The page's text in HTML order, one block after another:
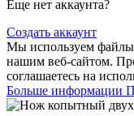
Еще нет аккаунта?
Создать аккаунт
Мы используем файлы
нашим веб-сайтом.
соглашаетесь на
Больше информации